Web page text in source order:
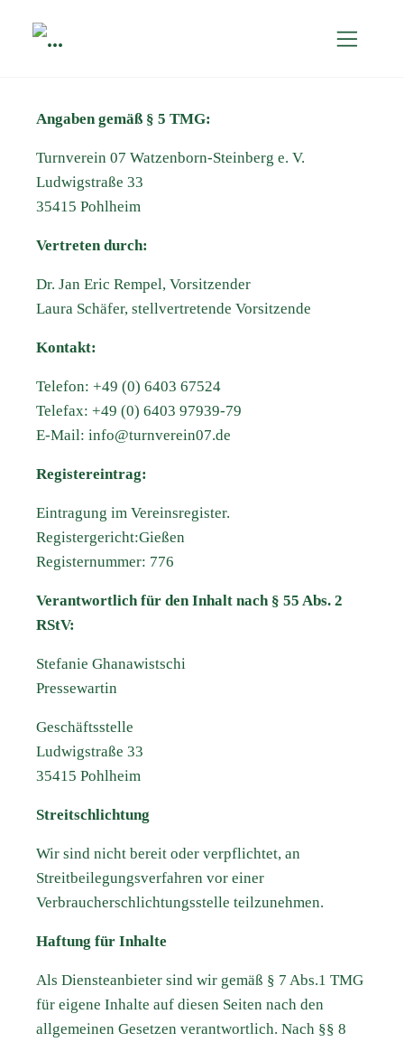
Angaben gemäß § 5 TMG:
Turnverein 07 Watzenborn-Steinberg e. V.
Ludwigstraße 33
35415 Pohlheim
Vertreten durch:
Dr. Jan Eric Rempel, Vorsitzender
Laura Schäfer, stellvertretende Vorsitzende
Kontakt:
Telefon: +49 (0) 6403 67524
Telefax: +49 (0) 6403 97939-79
E-Mail: info@turnverein07.de
Registereintrag:
Eintragung im Vereinsregister.
Registergericht:Gießen
Registernummer: 776
Verantwortlich für den Inhalt nach § 55 Abs. 2
RStV:
Stefanie Ghanawistschi
Pressewartin
Geschäftsstelle
Ludwigstraße 33
35415 Pohlheim
Streitschlichtung
Wir sind nicht bereit oder verpflichtet, an
Streitbeilegungsverfahren vor einer
Verbraucherschlichtungsstelle teilzunehmen.
Haftung für Inhalte
Als Diensteanbieter sind wir gemäß § 7 Abs.1 TMG
für eigene Inhalte auf diesen Seiten nach den
allgemeinen Gesetzen verantwortlich. Nach §§ 8